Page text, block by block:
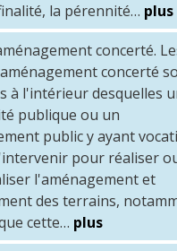
la pérennité… plus
concerté.
concerté
à l'intérieur desquelles
publique ou un
public y ayant
pour réaliser
l'aménagement et
des terrains,
cette… plus